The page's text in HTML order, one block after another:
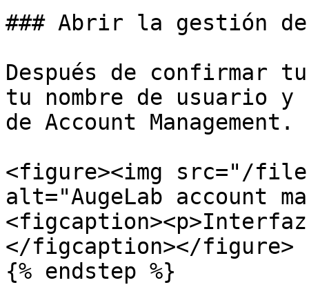
### Abrir la gestión
Después de confirmar
tu nombre de usuario
de Account Management.
<figure><img src="/files/
alt="AugeLab account
</figcaption></figure>
{% endstep %}